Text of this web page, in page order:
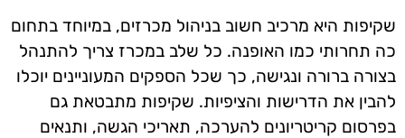
שקיפות היא מרכיב חשוב בניהול מכרזים, במיוחד בתחום
כה תחרותי כמו האופנה. כל שלב במכרז צריך להתנהל
בצורה ברורה ונגישה, כך שכל הספקים המעוניינים יוכלו
להבין את הדרישות והציפיות. שקיפות מתבטאת גם
בפרסום קריטריונים להערכה, תאריכי הגשה, ותנאים